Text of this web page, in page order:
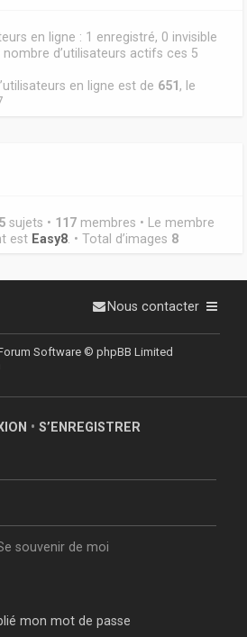
en ligne : 1 enregistré, 0 invisible
nombre d’utilisateurs actifs ces 5
en ligne est de 651 , le
sujets • 117 membres • Le membre
est Easy8 . • Total d’images 8
Nous contacter
Software © phpBB Limited
• S’ENREGISTRER
souvenir de moi
mon mot de passe